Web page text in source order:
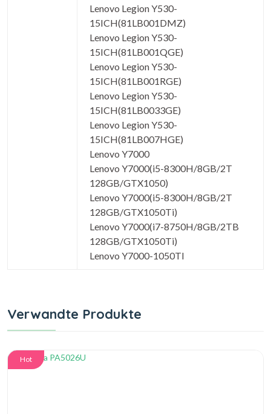
Lenovo Legion Y530-
15ICH(81LB001DMZ)
Lenovo Legion Y530-
15ICH(81LB001QGE)
Lenovo Legion Y530-
15ICH(81LB001RGE)
Lenovo Legion Y530-
15ICH(81LB0033GE)
Lenovo Legion Y530-
15ICH(81LB007HGE)
Lenovo Y7000
Lenovo Y7000(i5-8300H/8GB/2T
128GB/GTX1050)
Lenovo Y7000(i5-8300H/8GB/2T
128GB/GTX1050Ti)
Lenovo Y7000(i7-8750H/8GB/2TB
128GB/GTX1050Ti)
Lenovo Y7000-1050TI
Verwandte Produkte
Hot